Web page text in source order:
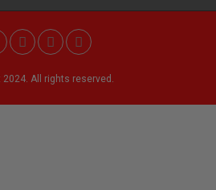
2024. All rights reserved.